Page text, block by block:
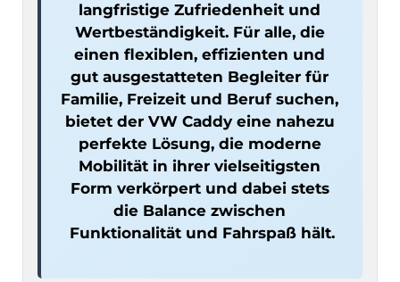
langfristige Zufriedenheit und
Wertbeständigkeit. Für alle, die
einen flexiblen, effizienten und
gut ausgestatteten Begleiter für
Familie, Freizeit und Beruf suchen,
bietet der VW Caddy eine nahezu
perfekte Lösung, die moderne
Mobilität in ihrer vielseitigsten
Form verkörpert und dabei stets
die Balance zwischen
Funktionalität und Fahrspaß hält.